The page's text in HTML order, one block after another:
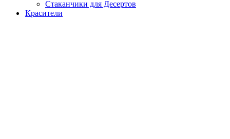
Стаканчики для Десертов
Красители